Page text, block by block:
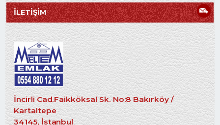
İLETİŞİM
İncirli Cad.Faikköksal Sk. No:8 Bakırköy /
Kartaltepe
34145, İstanbul